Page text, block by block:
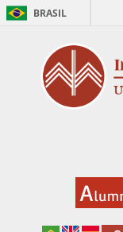
BRASIL